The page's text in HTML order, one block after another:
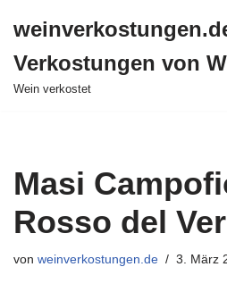
Inhalt
springen
Verkostungen von
Wein verkostet
Masi
Rosso del
von weinverkostungen.de 3. März